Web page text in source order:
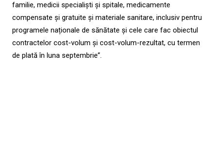
familie, medicii specialiști și spitale, medicamente
compensate și gratuite și materiale sanitare, inclusiv pentru
programele naționale de sănătate și cele care fac obiectul
contractelor cost-volum și cost-volum-rezultat, cu termen
de plată în luna septembrie”.